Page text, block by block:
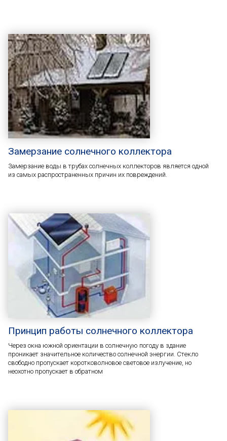
Замерзание солнечного коллектора
Замерзание воды в трубах солнечных коллекторов является одной
из самых распространенных причин их повреждений.
Принцип работы солнечного коллектора
Через окна южной ориентации в солнечную погоду в здание
проникает значительное количество солнечной энергии. Стекло
свободно пропускает коротковолновое световое излучение, но
неохотно пропускает в обратном